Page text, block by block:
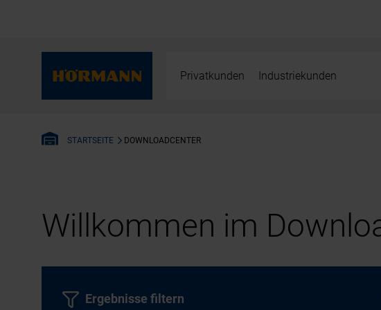
Privatkunden Industriekunden
STARTSEITE DOWNLOADCENTER
Willkommen im
Ergebnisse filtern